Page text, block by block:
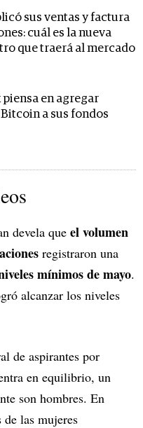
sus ventas y factura
cuál es la nueva
que traerá al mercado
en agregar
a sus fondos
devela que el volumen
registraron una
mínimos de mayo.
alcanzar los niveles
de aspirantes por
en equilibrio, un
son hombres. En
las mujeres